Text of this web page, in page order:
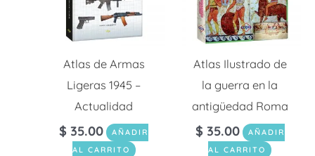
Atlas de Armas
Ligeras 1945 –
Actualidad
$ 35.00
AÑADIR
AL CARRITO
Atlas Ilustrado de
la guerra en la
antigüedad Roma
$ 35.00
AÑADIR
AL CARRITO